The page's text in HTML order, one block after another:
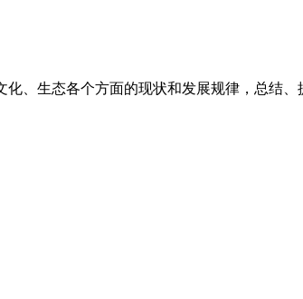
、生态各个方面的现状和发展规律，总结